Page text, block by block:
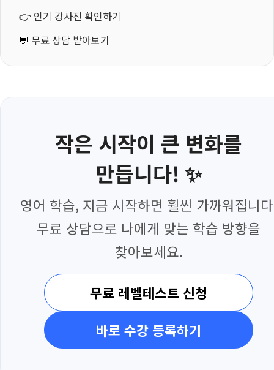
👉 인기 강사진 확인하기
💬 무료 상담 받아보기
작은 시작이 큰 변화를
만듭니다! ✨
영어 학습, 지금 시작하면 훨씬 가까워집니
무료 상담으로 나에게 맞는 학습 방향을
찾아보세요.
무료 레벨테스트 신청
바로 수강 등록하기